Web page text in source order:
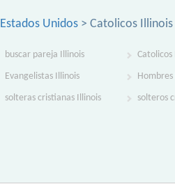
Estados Unidos > Catolicos Illinois
buscar pareja Illinois Catolicos
Evangelistas Illinois
solteras cristianas Illinois solteros